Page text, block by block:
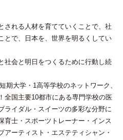
される人材を育てていくことで、社
とで、日本を、世界を明るくしてい
社会と明日をつくるために行動し続
期大学・1高等学校のネットワーク、
全国主要10都市にある専門学校の医
ライダル・スイーツの多彩な分野に
育士・スポーツトレーナー・インス
アーティスト・エステティシャン・